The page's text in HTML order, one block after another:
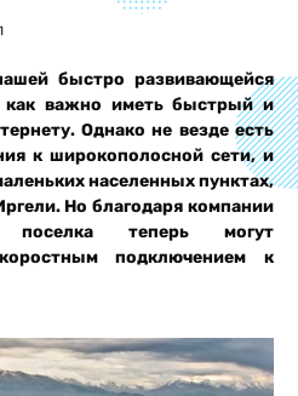
быстро развивающейся
как важно иметь быстрый и
Однако не везде есть
к широкополосной сети, и
населенных пунктах,
Но благодаря компании
поселка теперь могут
подключением к